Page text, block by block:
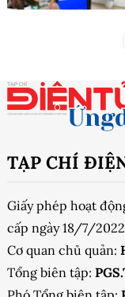
TẠP CHÍ
Giấy phép hoạt
cấp ngày 18/7/2022
Cơ quan chủ quản:
Tổng biên tập: